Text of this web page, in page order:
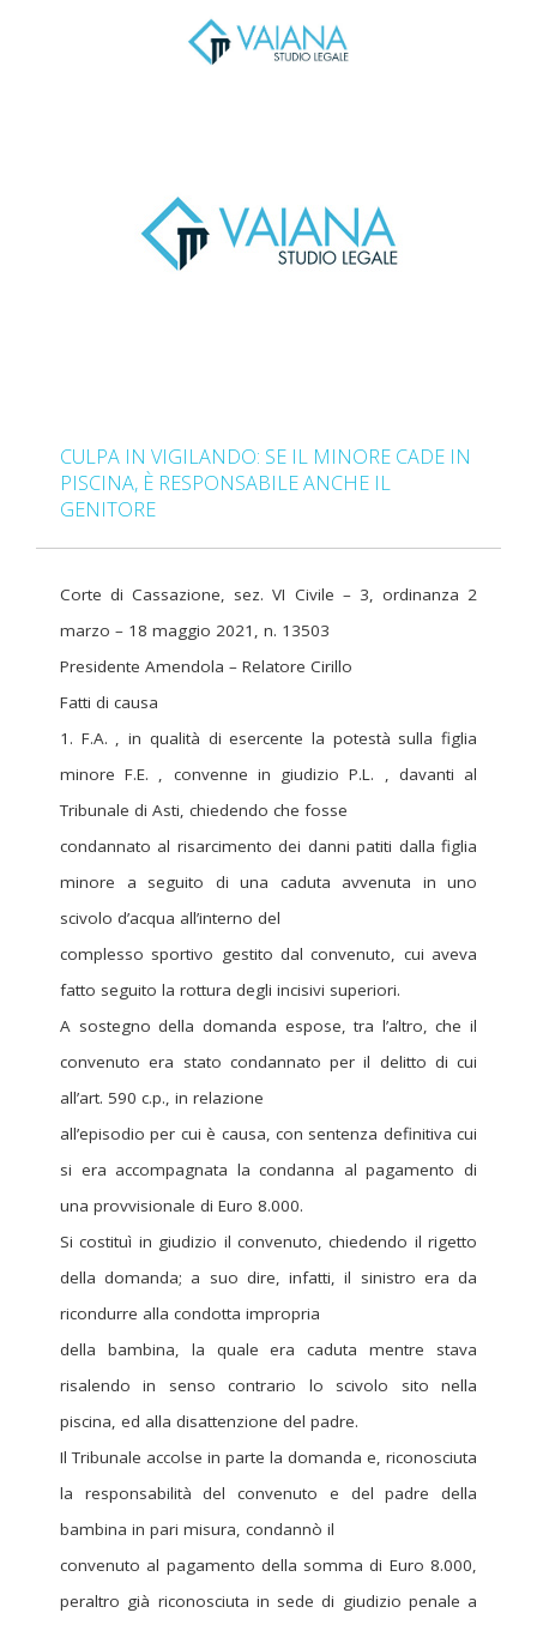
CULPA IN VIGILANDO: SE IL MINORE CADE IN
PISCINA, È RESPONSABILE ANCHE IL
GENITORE
Corte di Cassazione, sez. VI Civile – 3, ordinanza 2
marzo – 18 maggio 2021, n. 13503
Presidente Amendola – Relatore Cirillo
Fatti di causa
1. F.A. , in qualità di esercente la potestà sulla figlia
minore F.E. , convenne in giudizio P.L. , davanti al
Tribunale di Asti, chiedendo che fosse
condannato al risarcimento dei danni patiti dalla figlia
minore a seguito di una caduta avvenuta in uno
scivolo d’acqua all’interno del
complesso sportivo gestito dal convenuto, cui aveva
fatto seguito la rottura degli incisivi superiori.
A sostegno della domanda espose, tra l’altro, che il
convenuto era stato condannato per il delitto di cui
all’art. 590 c.p., in relazione
all’episodio per cui è causa, con sentenza definitiva cui
si era accompagnata la condanna al pagamento di
una provvisionale di Euro 8.000.
Si costituì in giudizio il convenuto, chiedendo il rigetto
della domanda; a suo dire, infatti, il sinistro era da
ricondurre alla condotta impropria
della bambina, la quale era caduta mentre stava
risalendo in senso contrario lo scivolo sito nella
piscina, ed alla disattenzione del padre.
Il Tribunale accolse in parte la domanda e, riconosciuta
la responsabilità del convenuto e del padre della
bambina in pari misura, condannò il
convenuto al pagamento della somma di Euro 8.000,
peraltro già riconosciuta in sede di giudizio penale a